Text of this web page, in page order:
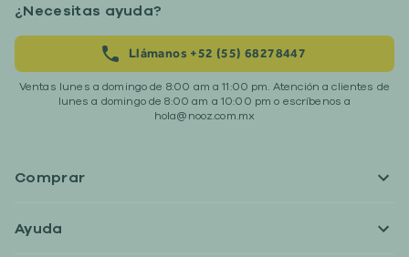
¿Necesitas ayuda?
Llámanos +52 (55) 68278447
Ventas lunes a domingo de 8:00 am a 11:00 pm. Atención a clientes de
lunes a domingo de 8:00 am a 10:00 pm o escríbenos a
hola@nooz.com.mx
Comprar
Ayuda